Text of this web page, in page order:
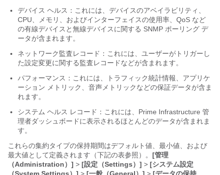
デバイス ヘルス：これには、デバイスのアベイラビリティ、
CPU、メモリ、およびインターフェイスの使用率、QoS など
の有線デバイスと無線デバイスに関する SNMP ポーリング デ
ータが含まれます。
ネットワーク監査レコード：これには、ユーザーがトリガーし
た設定変更に関する監査レコードなどが含まれます。
パフォーマンス：これには、トラフィック統計情報、アプリケ
ーション メトリック、音声メトリックなどの保証データが含ま
れます。
システム ヘルス レコード：これには、Prime Infrastructure 管
理者ダッシュボードに表示されるほとんどのデータが含まれま
す。
これらの集約タイプの保持期間はデフォルト値、最小値、および
最大値として定義されます（下記の表参照）。 [管理
（Administration）] > [設定（Settings）] > [システム設定